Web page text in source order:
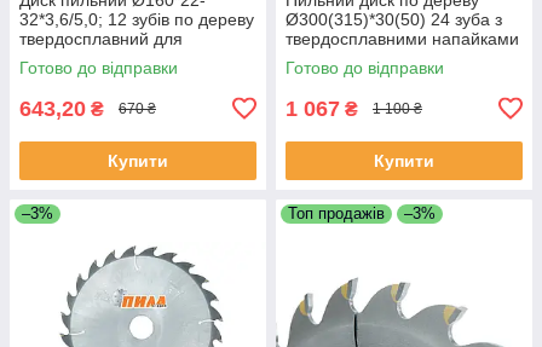
32*3,6/5,0; 12 зубів по дереву
твердосплавний для
поздовжнього розпилу
Готово до відправки
643,20 ₴ 670 ₴
Купити
Ø300(315)*30(50) 24 зуба з
твердосплавними напайками
для поздовжнього
розпилювання
Готово до відправки
1 067 ₴ 1 100 ₴
Купити
–3% Топ продажів –3%